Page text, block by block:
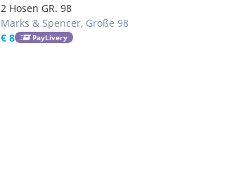
2 Hosen GR. 98
Marks & Spencer, Größe 98
€ 8
PayLivery